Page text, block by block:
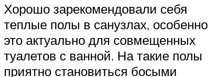
Хорошо зарекомендовали себя
теплые полы в санузлах, особенно
это актуально для совмещенных
туалетов с ванной. На такие полы
приятно становиться босыми